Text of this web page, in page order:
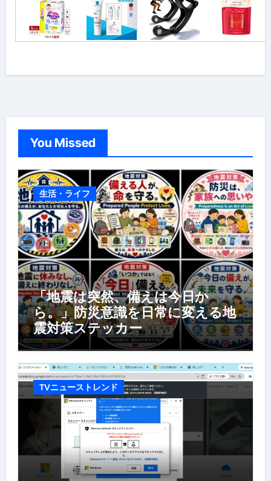
You Missed
生活・ライフ
「地震は突然、備えは今日か
ら。」防災意識を日常に変える地
震対策ステッカー
TVニューストレンド